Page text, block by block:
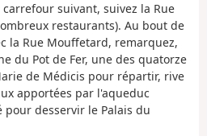
suivant, suivez la Rue
restaurants). Au bout de
la Rue Mouffetard, remarquez,
du Pot de Fer, une des quatorze
de Médicis pour répartir, rive
apportées par l'aqueduc
desservir le Palais du